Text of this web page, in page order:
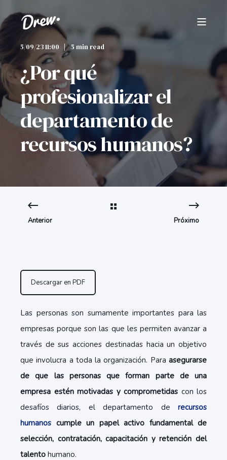
5/09/23 11:00 5 min read
¿Por qué
profesionalizar el
departamento de
recursos humanos?
Anterior Próximo
Descargar en PDF
Las personas son sumamente importantes para las
empresas porque son las que les permiten avanzar a
través de sus acciones destinadas hacia un objetivo
que involucra a toda la organización. Para asegurarse
de que las personas que forman parte de una
empresa estén motivadas y comprometidas con los
desafíos diarios, el departamento de recursos
humanos cumple un papel activo fundamental de
selección, contratación, capacitación y retención del
talento humano.